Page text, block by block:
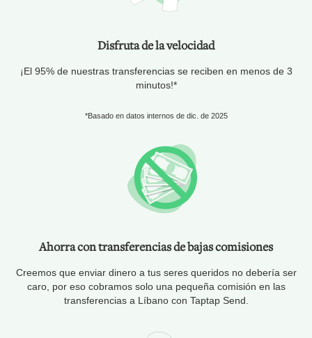
Disfruta de la velocidad
¡El 95% de nuestras transferencias se reciben en menos de 3
minutos!*
*Basado en datos internos de dic. de 2025
Ahorra con transferencias de bajas comisiones
Creemos que enviar dinero a tus seres queridos no debería ser
caro, por eso cobramos solo una pequeña comisión en las
transferencias a Líbano con Taptap Send.